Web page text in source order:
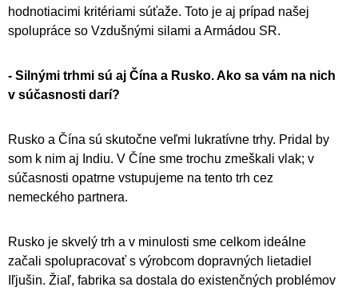
hodnotiacimi kritériami súťaže. Toto je aj prípad našej
spolupráce so Vzdušnými silami a Armádou SR.
- Silnými trhmi sú aj Čína a Rusko. Ako sa vám na nich
v súčasnosti darí?
Rusko a Čína sú skutočne veľmi lukratívne trhy. Pridal by
som k nim aj Indiu. V Číne sme trochu zmeškali vlak; v
súčasnosti opatrne vstupujeme na tento trh cez
nemeckého partnera.
Rusko je skvelý trh a v minulosti sme celkom ideálne
začali spolupracovať s výrobcom dopravných lietadiel
Iľjušin. Žiaľ, fabrika sa dostala do existenčných problémov